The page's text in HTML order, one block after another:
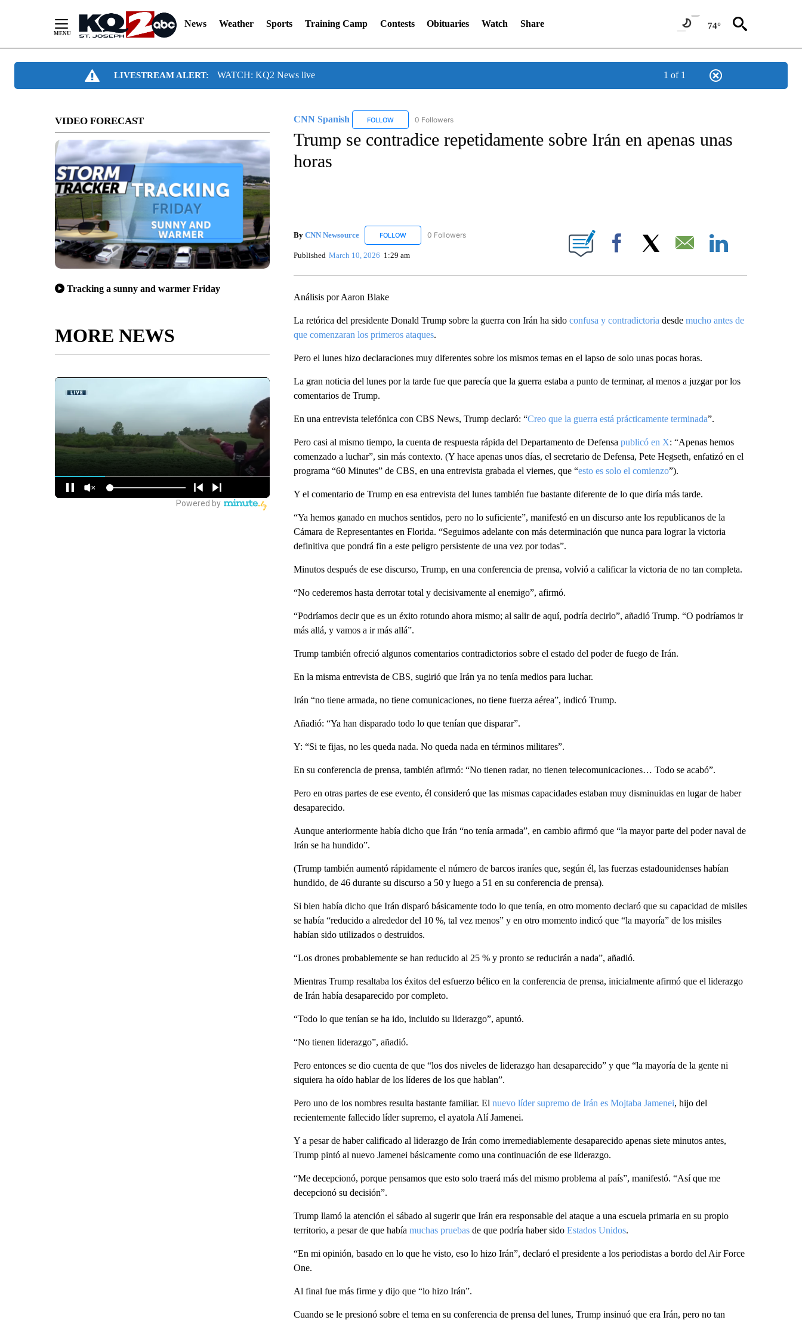
News Weather Sports Training Camp Contests Obituaries Watch Share 74°
LIVESTREAM ALERT: WATCH: KQ2 News live 1 of 1
VIDEO FORECAST
Tracking a sunny and warmer Friday
MORE NEWS
CNN Spanish FOLLOWFOLLOW "CNN SPANISH" TO RECEIVE NOTIFICATIONS ABOUT NEW PAGES ON "CNN SPANISH".
0 Followers
Trump se contradice repetidamente sobre Irán en apenas unas
horas
By CNN Newsource FOLLOWFOLLOW "CNN NEWSOURCE" TO RECEIVE NOTIFICATIONS ABOUT NEW PAGES ON "CNN NEWSOURCE".
0 Followers
Published March 10, 2026 1:29 am Facebook Email
Análisis por Aaron Blake
La retórica del presidente Donald Trump sobre la guerra con Irán ha sido confusa y contradictoria desde mucho antes de
que comenzaran los primeros ataques.
Pero el lunes hizo declaraciones muy diferentes sobre los mismos temas en el lapso de solo unas pocas horas.
La gran noticia del lunes por la tarde fue que parecía que la guerra estaba a punto de terminar, al menos a juzgar por los
comentarios de Trump.
En una entrevista telefónica con CBS News, Trump declaró: “Creo que la guerra está prácticamente terminada”.
Pero casi al mismo tiempo, la cuenta de respuesta rápida del Departamento de Defensa publicó en X: “Apenas hemos
comenzado a luchar”, sin más contexto. (Y hace apenas unos días, el secretario de Defensa, Pete Hegseth, enfatizó en el
programa “60 Minutes” de CBS, en una entrevista grabada el viernes, que “esto es solo el comienzo”).
Y el comentario de Trump en esa entrevista del lunes también fue bastante diferente de lo que diría más tarde.
“Ya hemos ganado en muchos sentidos, pero no lo suficiente”, manifestó en un discurso ante los republicanos de la
Cámara de Representantes en Florida. “Seguimos adelante con más determinación que nunca para lograr la victoria
definitiva que pondrá fin a este peligro persistente de una vez por todas”.
Minutos después de ese discurso, Trump, en una conferencia de prensa, volvió a calificar la victoria de no tan completa.
“No cederemos hasta derrotar total y decisivamente al enemigo”, afirmó.
“Podríamos decir que es un éxito rotundo ahora mismo; al salir de aquí, podría decirlo”, añadió Trump. “O podríamos ir
más allá, y vamos a ir más allá”.
Trump también ofreció algunos comentarios contradictorios sobre el estado del poder de fuego de Irán.
En la misma entrevista de CBS, sugirió que Irán ya no tenía medios para luchar.
Irán “no tiene armada, no tiene comunicaciones, no tiene fuerza aérea”, indicó Trump.
Añadió: “Ya han disparado todo lo que tenían que disparar”.
Y: “Si te fijas, no les queda nada. No queda nada en términos militares”.
En su conferencia de prensa, también afirmó: “No tienen radar, no tienen telecomunicaciones… Todo se acabó”.
Pero en otras partes de ese evento, él consideró que las mismas capacidades estaban muy disminuidas en lugar de haber
desaparecido.
Aunque anteriormente había dicho que Irán “no tenía armada”, en cambio afirmó que “la mayor parte del poder naval de
Irán se ha hundido”.
(Trump también aumentó rápidamente el número de barcos iraníes que, según él, las fuerzas estadounidenses habían
hundido, de 46 durante su discurso a 50 y luego a 51 en su conferencia de prensa).
Si bien había dicho que Irán disparó básicamente todo lo que tenía, en otro momento declaró que su capacidad de misiles
se había “reducido a alrededor del 10 %, tal vez menos” y en otro momento indicó que “la mayoría” de los misiles
habían sido utilizados o destruidos.
“Los drones probablemente se han reducido al 25 % y pronto se reducirán a nada”, añadió.
Mientras Trump resaltaba los éxitos del esfuerzo bélico en la conferencia de prensa, inicialmente afirmó que el liderazgo
de Irán había desaparecido por completo.
“Todo lo que tenían se ha ido, incluido su liderazgo”, apuntó.
“No tienen liderazgo”, añadió.
Pero entonces se dio cuenta de que “los dos niveles de liderazgo han desaparecido” y que “la mayoría de la gente ni
siquiera ha oído hablar de los líderes de los que hablan”.
Pero uno de los nombres resulta bastante familiar. El nuevo líder supremo de Irán es Mojtaba Jamenei, hijo del
recientemente fallecido líder supremo, el ayatola Alí Jamenei.
Y a pesar de haber calificado al liderazgo de Irán como irremediablemente desaparecido apenas siete minutos antes,
Trump pintó al nuevo Jamenei básicamente como una continuación de ese liderazgo.
“Me decepcionó, porque pensamos que esto solo traerá más del mismo problema al país”, manifestó. “Así que me
decepcionó su decisión”.
Trump llamó la atención el sábado al sugerir que Irán era responsable del ataque a una escuela primaria en su propio
territorio, a pesar de que había muchas pruebasde que podría haber sido Estados Unidos.
“En mi opinión, basado en lo que he visto, eso lo hizo Irán”, declaró el presidente a los periodistas a bordo del Air Force
One.
Al final fue más firme y dijo que “lo hizo Irán”.
Cuando se le presionó sobre el tema en su conferencia de prensa del lunes, Trump insinuó que era Irán, pero no tan